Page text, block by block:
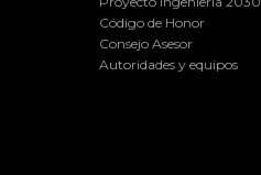
Código de Honor
Consejo Asesor
Autoridades y equipos